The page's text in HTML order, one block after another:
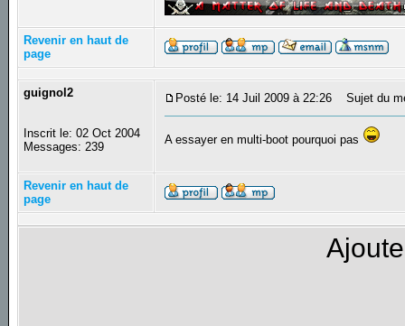
Revenir en haut de
page
guignol2
Inscrit le: 02 Oct 2004
Messages: 239
Posté le: 14 Juil 2009 à 22:26 Sujet du
A essayer en multi-boot pourquoi pas
Revenir en haut de
page